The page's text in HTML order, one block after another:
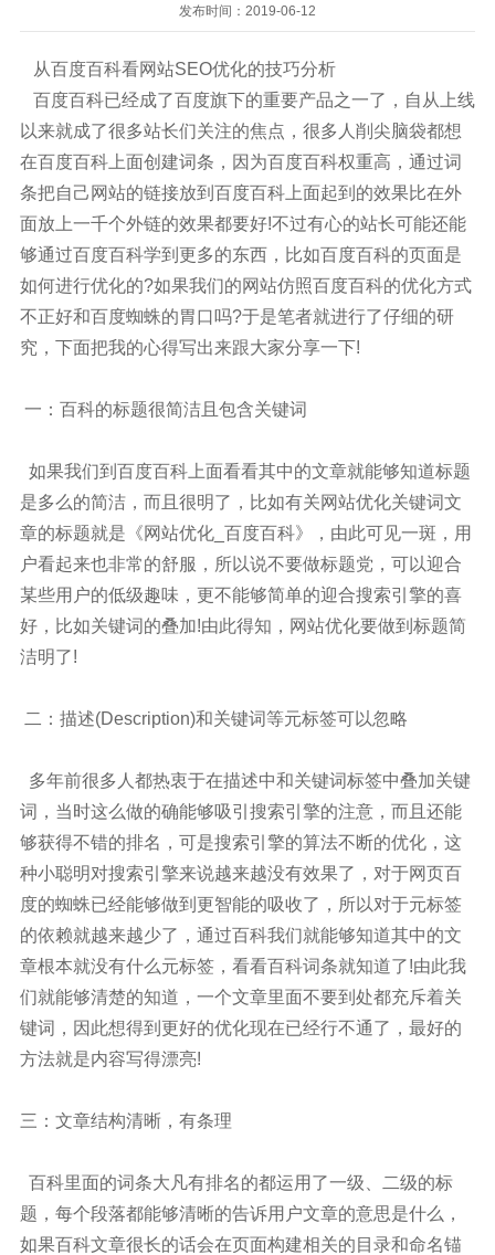
发布时间：2019-06-12
从百度百科看网站SEO优化的技巧分析
百度百科已经成了百度旗下的重要产品之一了，自从上线
以来就成了很多站长们关注的焦点，很多人削尖脑袋都想
在百度百科上面创建词条，因为百度百科权重高，通过词
条把自己网站的链接放到百度百科上面起到的效果比在外
面放上一千个外链的效果都要好!不过有心的站长可能还能
够通过百度百科学到更多的东西，比如百度百科的页面是
如何进行优化的?如果我们的网站仿照百度百科的优化方式
不正好和百度蜘蛛的胃口吗?于是笔者就进行了仔细的研
究，下面把我的心得写出来跟大家分享一下!
一：百科的标题很简洁且包含关键词
如果我们到百度百科上面看看其中的文章就能够知道标题
是多么的简洁，而且很明了，比如有关网站优化关键词文
章的标题就是《网站优化_百度百科》，由此可见一斑，用
户看起来也非常的舒服，所以说不要做标题党，可以迎合
某些用户的低级趣味，更不能够简单的迎合搜索引擎的喜
好，比如关键词的叠加!由此得知，网站优化要做到标题简
洁明了!
二：描述(Description)和关键词等元标签可以忽略
多年前很多人都热衷于在描述中和关键词标签中叠加关键
词，当时这么做的确能够吸引搜索引擎的注意，而且还能
够获得不错的排名，可是搜索引擎的算法不断的优化，这
种小聪明对搜索引擎来说越来越没有效果了，对于网页百
度的蜘蛛已经能够做到更智能的吸收了，所以对于元标签
的依赖就越来越少了，通过百科我们就能够知道其中的文
章根本就没有什么元标签，看看百科词条就知道了!由此我
们就能够清楚的知道，一个文章里面不要到处都充斥着关
键词，因此想得到更好的优化现在已经行不通了，最好的
方法就是内容写得漂亮!
三：文章结构清晰，有条理
百科里面的词条大凡有排名的都运用了一级、二级的标
题，每个段落都能够清晰的告诉用户文章的意思是什么，
如果百科文章很长的话会在页面构建相关的目录和命名锚